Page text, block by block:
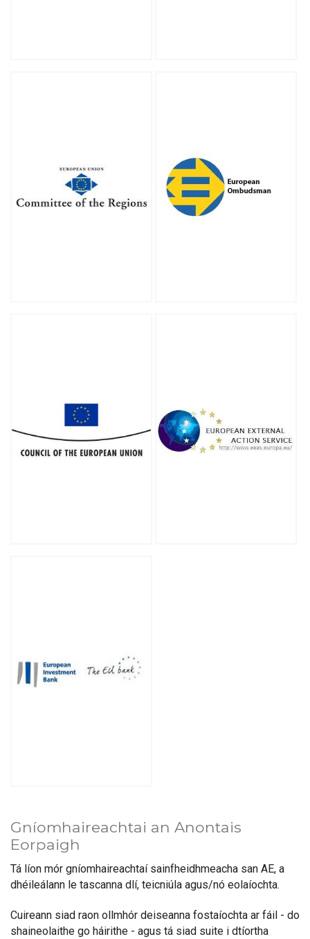
Gníomhaireachtai an Anontais
Eorpaigh
Tá líon mór gníomhaireachtaí sainfheidhmeacha san AE, a
dhéileálann le tascanna dlí, teicniúla agus/nó eolaíochta.
Cuireann siad raon ollmhór deiseanna fostaíochta ar fáil - do
shaineolaithe go háirithe - agus tá siad suite i dtíortha